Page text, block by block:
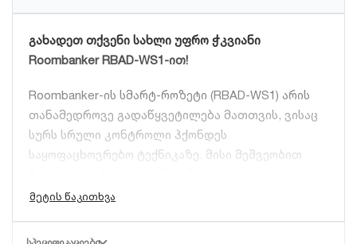
გახადეთ თქვენი სახლი უფრო ჭკვიანი
Roombanker RBAD-WS1-ით!
Roombanker-ის სმარტ-როზეტი (RBAD-WS1) არის
თანამედროვე გადაწყვეტილება მათთვის, ვისაც
სურს სრული კონტროლი ჰქონდეს
საყოფაცხოვრებო ტექნიკაზე. მისი მეშვეობით
მოწყობილობები მსოფლიოს ნებისმიერი
დახმარებით.